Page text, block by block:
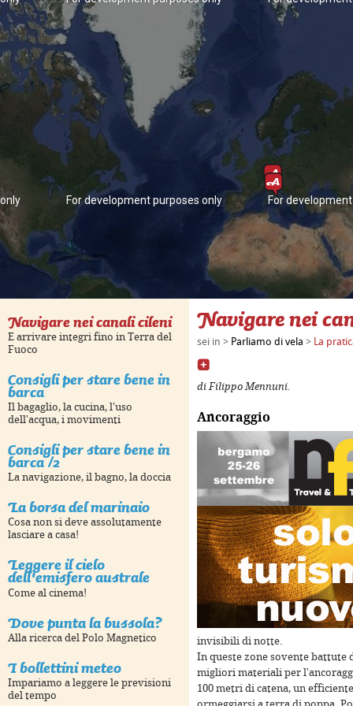
For development purposes only
For
For development purposes only
For development purposes only
For
Navigare nei canali cileni
E arrivare integri fino in Terra del
Fuoco
Consigli per stare bene in
barca
Il bagaglio, la cucina, l'uso
dell'acqua, i movimenti
Consigli per stare bene in
barca /2
La navigazione, il bagno, la doccia
La borsa del marinaio
Cosa non si deve assolutamente
lasciare a casa!
Leggere il cielo
dell'emisfero australe
Come al cinema!
Dove punta la bussola?
Alla ricerca del Polo Magnetico
I bollettini meteo
Impariamo a leggere le previsioni
del tempo
Navigare nei
sei in > Parliamo di vela > La
di Filippo Mennuni.
Ancoraggio
invisibili di notte.
In queste zone sovente
migliori materiali per
100 metri di catena, un